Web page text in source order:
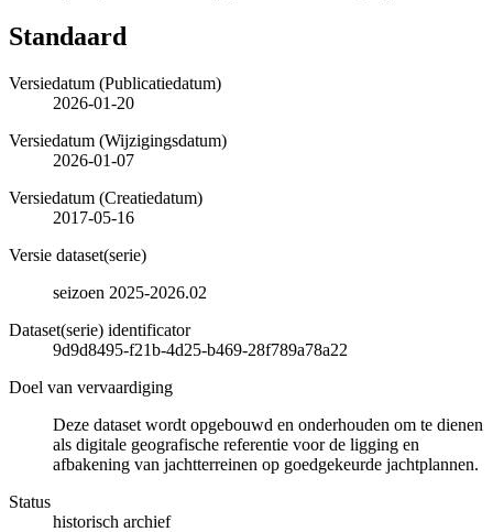
Standaard
Versiedatum (Publicatiedatum)
2026-01-20
Versiedatum (Wijzigingsdatum)
2026-01-07
Versiedatum (Creatiedatum)
2017-05-16
Versie dataset(serie)
seizoen 2025-2026.02
Dataset(serie) identificator
9d9d8495-f21b-4d25-b469-28f789a78a22
Doel van vervaardiging
Deze dataset wordt opgebouwd en onderhouden om te dienen
als digitale geografische referentie voor de ligging en
afbakening van jachtterreinen op goedgekeurde jachtplannen.
Status
historisch archief